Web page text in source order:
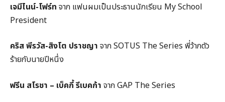
เจมีไนน์-โฟร์ท จาก แฟนผมเป็นประธานนักเรียน My School
President
คริส พีรวัส-สิงโต ปราชญา จาก SOTUS The Series พี่ว้ากตัว
ร้ายกับนายปีหนึ่ง
ฟรีน สโรชา – เบ็คกี้ รีเบคก้า จาก GAP The Series